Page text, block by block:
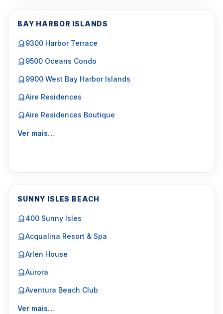
BAY HARBOR ISLANDS
9300 Harbor Terrace
9500 Oceans Condo
9900 West Bay Harbor Islands
Aire Residences
Aire Residences Boutique
Ver mais…
SUNNY ISLES BEACH
400 Sunny Isles
Acqualina Resort & Spa
Arlen House
Aurora
Aventura Beach Club
Ver mais…